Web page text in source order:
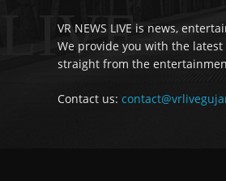
VR NEWS LIVE is news,
We provide you with the
straight from the
Contact us: